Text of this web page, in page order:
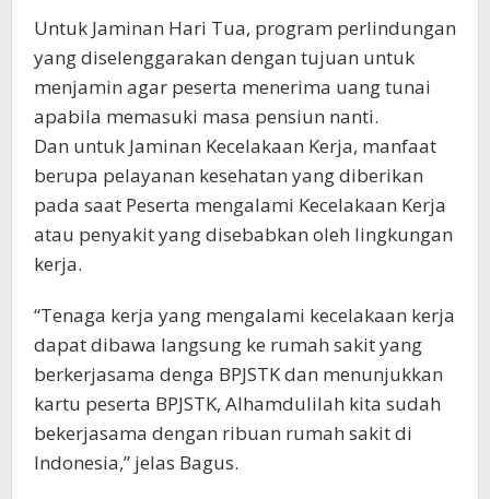
Untuk Jaminan Hari Tua, program perlindungan
yang diselenggarakan dengan tujuan untuk
menjamin agar peserta menerima uang tunai
apabila memasuki masa pensiun nanti.
Dan untuk Jaminan Kecelakaan Kerja, manfaat
berupa pelayanan kesehatan yang diberikan
pada saat Peserta mengalami Kecelakaan Kerja
atau penyakit yang disebabkan oleh lingkungan
kerja.
“Tenaga kerja yang mengalami kecelakaan kerja
dapat dibawa langsung ke rumah sakit yang
berkerjasama denga BPJSTK dan menunjukkan
kartu peserta BPJSTK, Alhamdulilah kita sudah
bekerjasama dengan ribuan rumah sakit di
Indonesia,” jelas Bagus.